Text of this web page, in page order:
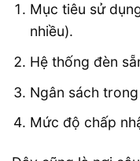
Mục tiêu sử
nhiều).
Hệ thống đèn
Ngân sách trong
Mức độ chấp